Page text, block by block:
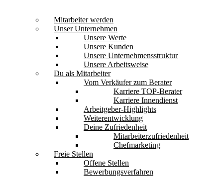
Mitarbeiter werden
Unser Unternehmen
Unsere Werte
Unsere Kunden
Unsere Unternehmensstruktur
Unsere Arbeitsweise
Du als Mitarbeiter
Vom Verkäufer zum Berater
Karriere TOP-Berater
Karriere Innendienst
Arbeitgeber-Highlights
Weiterentwicklung
Deine Zufriedenheit
Mitarbeiterzufriedenheit
Chefmarketing
Freie Stellen
Offene Stellen
Bewerbungsverfahren